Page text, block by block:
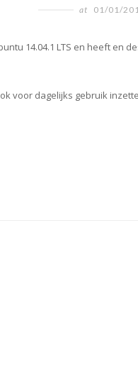
at 01/01/
14.04.1 LTS en heeft en
voor dagelijks gebruik